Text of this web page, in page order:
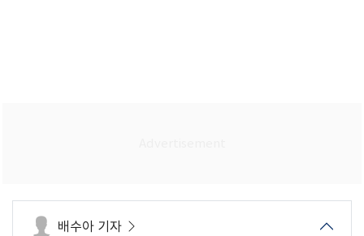
배수아 기자